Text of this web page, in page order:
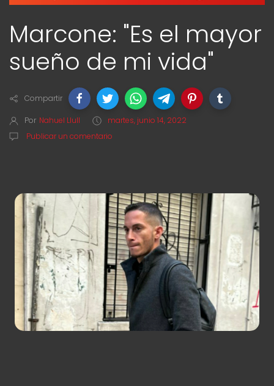
Marcone: "Es el mayor
sueño de mi vida"
Compartir
Por Nahuel Llull
martes, junio 14, 2022
Publicar un comentario